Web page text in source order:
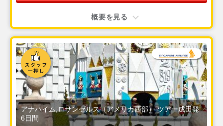
概要を見る
アナハイム,ロサンゼルス（アメリカ西部） ツアー成田発
6日間